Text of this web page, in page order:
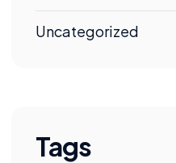
Uncategorized
Tags